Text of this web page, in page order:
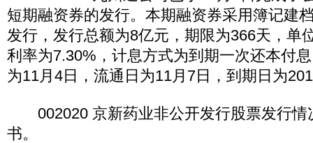
短期融资券的发行。本期融资券采用簿记建
发行，发行总额为8亿元，期限为366天，单
利率为7.30%，计息方式为到期一次还本付
为11月4日，流通日为11月7日，到期日为
002020 京新药业非公开发行股票发行情
书。